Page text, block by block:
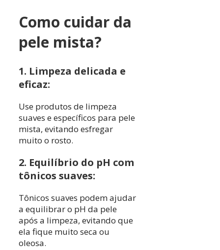
Como cuidar da
pele mista?
1. Limpeza delicada e
eficaz:
Use produtos de limpeza
suaves e específicos para pele
mista, evitando esfregar
muito o rosto.
2. Equilíbrio do pH com
tônicos suaves:
Tônicos suaves podem ajudar
a equilibrar o pH da pele
após a limpeza, evitando que
ela fique muito seca ou
oleosa.